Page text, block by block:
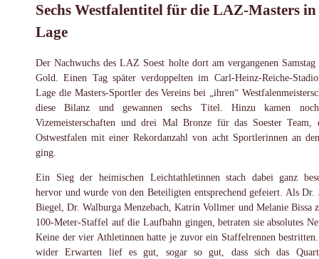
Sechs Westfalentitel für die LAZ-Masters in
Lage
Der Nachwuchs des LAZ Soest holte dort am vergangenen
Gold. Einen Tag später verdoppelten im Carl-Heinz-Reiche-
Lage die Masters-Sportler des Vereins bei „ihren“
diese Bilanz und gewannen sechs Titel. Hinzu kamen
Vizemeisterschaften und drei Mal Bronze für das Soester Team,
Ostwestfalen mit einer Rekordanzahl von acht Sportlerinnen an
ging.
Ein Sieg der heimischen Leichtathletinnen stach dabei ganz
hervor und wurde von den Beteiligten entsprechend gefeiert. Als Dr.
Biegel, Dr. Walburga Menzebach, Katrin Vollmer und Melanie Bissa
100-Meter-Staffel auf die Laufbahn gingen, betraten sie absolutes
Keine der vier Athletinnen hatte je zuvor ein Staffelrennen
wider Erwarten lief es gut, sogar so gut, dass sich das